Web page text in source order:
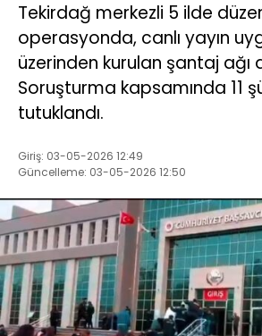
Tekirdağ merkezli 5 ilde
operasyonda, canlı yayın
üzerinden kurulan şantaj ağı
Soruşturma kapsamında 11
tutuklandı.
Giriş: 03-05-2026 12:49
Güncelleme: 03-05-2026 12:50